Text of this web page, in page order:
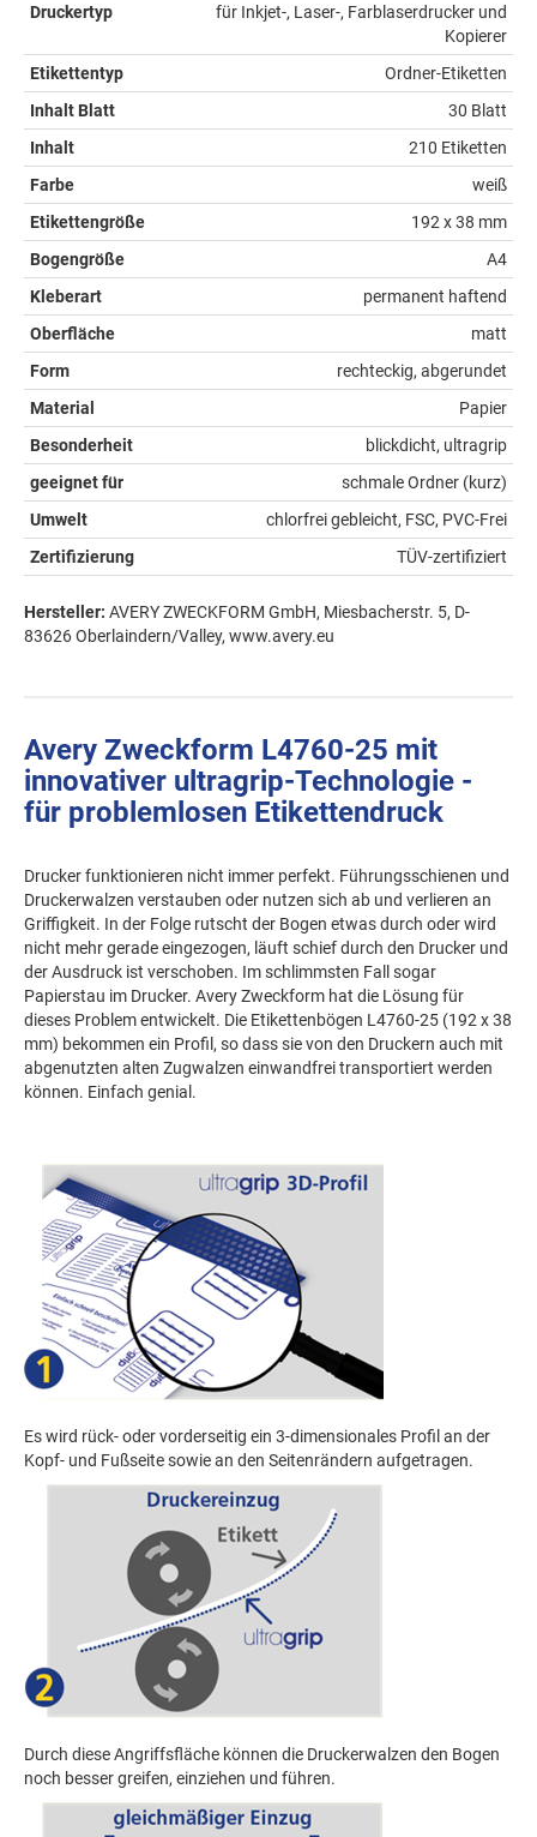
Druckertyp
für Inkjet-, Laser-, Farblaserdrucker und
Kopierer
Etikettentyp
Ordner-Etiketten
Inhalt Blatt
30 Blatt
Inhalt
210 Etiketten
Farbe
weiß
Etikettengröße
192 x 38 mm
Bogengröße
A4
Kleberart
permanent haftend
Oberfläche
matt
Form
rechteckig, abgerundet
Material
Papier
Besonderheit
blickdicht, ultragrip
geeignet für
schmale Ordner (kurz)
Umwelt
chlorfrei gebleicht, FSC, PVC-Frei
Zertifizierung
TÜV-zertifiziert
Hersteller: AVERY ZWECKFORM GmbH, Miesbacherstr. 5, D-
83626 Oberlaindern/Valley, www.avery.eu
Avery Zweckform L4760-25 mit
innovativer ultragrip-Technologie -
für problemlosen Etikettendruck
Drucker funktionieren nicht immer perfekt. Führungsschienen und
Druckerwalzen verstauben oder nutzen sich ab und verlieren an
Griffigkeit. In der Folge rutscht der Bogen etwas durch oder wird
nicht mehr gerade eingezogen, läuft schief durch den Drucker und
der Ausdruck ist verschoben. Im schlimmsten Fall sogar
Papierstau im Drucker. Avery Zweckform hat die Lösung für
dieses Problem entwickelt. Die Etikettenbögen L4760-25 (192 x 38
mm) bekommen ein Profil, so dass sie von den Druckern auch mit
abgenutzten alten Zugwalzen einwandfrei transportiert werden
können. Einfach genial.
Es wird rück- oder vorderseitig ein 3-dimensionales Profil an der
Kopf- und Fußseite sowie an den Seitenrändern aufgetragen.
Durch diese Angriffsfläche können die Druckerwalzen den Bogen
noch besser greifen, einziehen und führen.